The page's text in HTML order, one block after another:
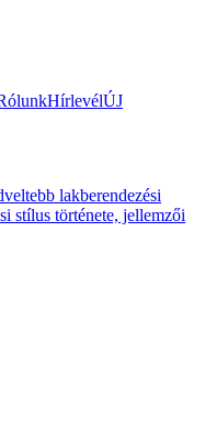
HírlevélÚJ
lakberendezési
stílus története, jellemzői